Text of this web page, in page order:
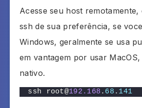
Acesse seu host
ssh de sua preferência, se
Windows, geralmente se usa
em vantagem por usar
nativo.
ssh root@192.168 . 68 . 141